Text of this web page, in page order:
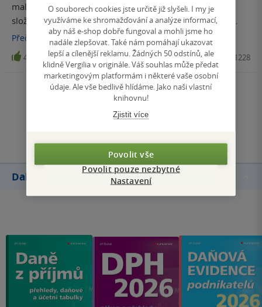
malá příručka o plantách a jejich pozorování. Ale je to
složený ze silnejch laminovanejch stránek v kroužkový
vazbě, jako by to bylo něco, co si člověk bere s sebou na
pozorování. A na to to po obsahový stránce neni
Přečíst více
4 Kniha, Aventinum, 2021, 9788074421228
Zobrazit všechna hodnocení
Další knihy autora
O souborech cookies jste určitě již slyšeli. I my je
využíváme ke shromažďování a analýze informací,
aby náš e-shop dobře fungoval a mohli jsme ho
nadále zlepšovat. Také nám pomáhají ukazovat
lepší a cílenější reklamu. Žádných 50 odstínů, ale
klidně Vergilia v originále. Váš souhlas může předat
marketingovým platformám i některé vaše osobní
údaje. Ale vše bedlivě hlídáme. Jako naši vlastní
knihovnu!
Zjistit více
Povolit vše
Povolit pouze nezbytné
Nastavení